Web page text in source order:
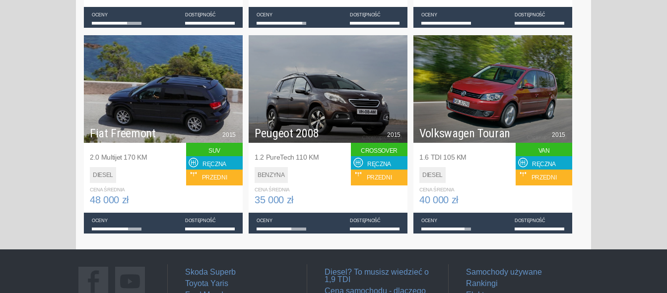
OCENY DOSTĘPNOŚĆ OCENY DOSTĘPNOŚĆ OCENY DOSTĘPNOŚĆ
Fiat Freemont
2.0 Multijet 170 KM
DIESEL
2015
SUV
RĘCZNA
PRZEDNI
CENA ŚREDNIA
48 000 zł
OCENY DOSTĘPNOŚĆ
Peugeot 2008
1.2 PureTech 110 KM
BENZYNA
2015
CROSSOVER
RĘCZNA
PRZEDNI
CENA ŚREDNIA
35 000 zł
OCENY DOSTĘPNOŚĆ
Volkswagen Touran
1.6 TDI 105 KM
DIESEL
2015
VAN
RĘCZNA
PRZEDNI
CENA ŚREDNIA
40 000 zł
OCENY DOSTĘPNOŚĆ
Skoda Superb
Toyota Yaris
Diesel? To musisz wiedzieć o
1,9 TDI
Cena samochodu - dlaczego
Samochody używane
Rankingi